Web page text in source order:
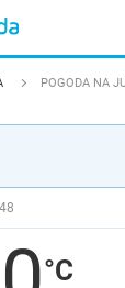
POGODA NA